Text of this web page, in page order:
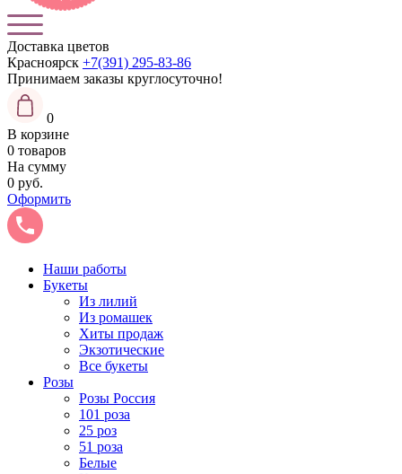
Доставка цветов
Красноярск +7(391) 295-83-86
Принимаем заказы круглосуточно!
0
В корзине
0 товаров
На сумму
0 руб.
Оформить
Наши работы
Букеты
Из лилий
Из ромашек
Хиты продаж
Экзотические
Все букеты
Розы
Розы Россия
101 роза
25 роз
51 роза
Белые